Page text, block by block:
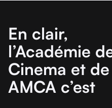
En clair,
l’Académie
Cinema et
AMCA c’est